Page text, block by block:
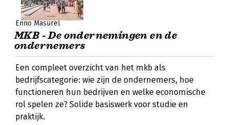
Enno Masurel
MKB - De ondernemingen en de
ondernemers
Een compleet overzicht van het mkb als
bedrijfscategorie: wie zijn de ondernemers, hoe
functioneren hun bedrijven en welke economische
rol spelen ze? Solide basiswerk voor studie en
praktijk.